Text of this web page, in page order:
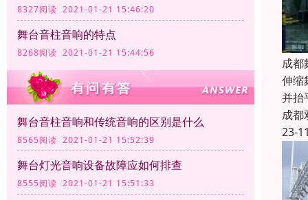
8327阅读 2021-01-21 15:46:20
舞台音柱音响的特点
8268阅读 2021-01-21 15:44:56
舞台音柱音响和传统音响的区别是什么
8565阅读 2021-01-21 15:52:39
舞台灯光音响设备故障应如何排查
8555阅读 2021-01-21 15:51:33
成都
伸缩
并抬
成都
23-